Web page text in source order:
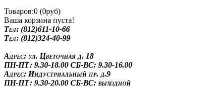
Товаров:0 (0руб)
Ваша корзина пуста!
Tел: (812)611-10-66
Tел: (812)324-40-99
Адрес: ул. Цветочная д. 18
ПН-ПТ: 9.30-18.00 СБ-ВС: 9.30-16.00
Адрес: Индустриальный пр. д.9
ПН-ПТ: 9.30-20.00 СБ-ВС: выходной